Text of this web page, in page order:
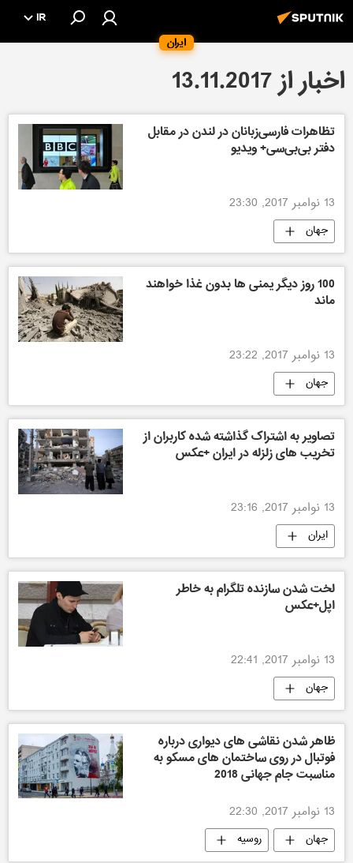
ایران
IR
اخبار از 13.11.2017
تظاهرات فارسی‌زبانان در لندن در مقابل
دفتر بی‌بی‌سی+ ویدیو
13 نوامبر 2017, 23:30
جهان
100 روز دیگر یمنی ها بدون غذا خواهند
ماند
13 نوامبر 2017, 23:22
جهان
تصاویر به اشتراک گذاشته شده کاربران از
تخریب های زلزله در ایران +عکس
13 نوامبر 2017, 23:16
ایران
لخت شدن سازنده تلگرام به خاطر
اپل+عکس
13 نوامبر 2017, 22:41
جهان
ظاهر شدن نقاشی های دیواری درباره
فوتبال در روی ساختمان های مسکو به
مناسبت جام جهانی 2018
13 نوامبر 2017, 22:30
جهان روسیه